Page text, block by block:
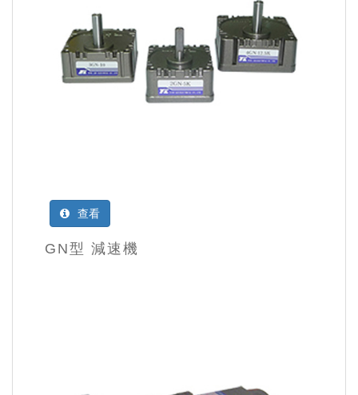
查看
GN型 減速機